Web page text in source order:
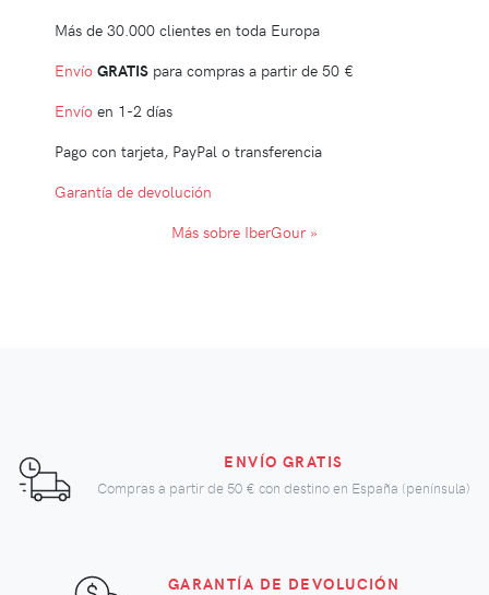
Más de 30.000 clientes en toda Europa
Envío GRATISpara compras a partir de 50 €
Envíoen 1-2 días
Pago con tarjeta, PayPal o transferencia
Garantía de devolución
Más sobre IberGour »
ENVÍO GRATIS
Compras a partir de 50 € con destino en España (península)
GARANTÍA DE DEVOLUCIÓN